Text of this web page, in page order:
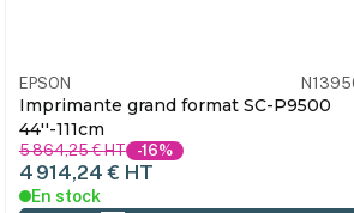
EPSON
Imprimante grand format SC-P9500
44''-111cm
5 864,25 €HT -16%
4 914,24 € HT
En stock